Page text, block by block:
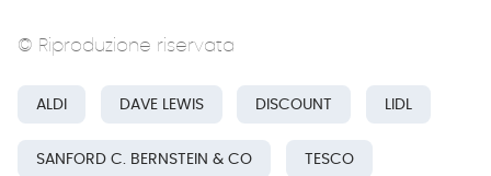
© Riproduzione riservata
ALDI DAVE LEWIS DISCOUNT LIDL
SANFORD C. BERNSTEIN & CO TESCO